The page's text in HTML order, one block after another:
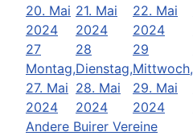
20. Mai
2024
21. Mai
2024
22. Mai
2024
27
Montag,
27. Mai
2024
28
Dienstag,
28. Mai
2024
29
Mittwoch,
29. Mai
2024
Andere Buirer Vereine